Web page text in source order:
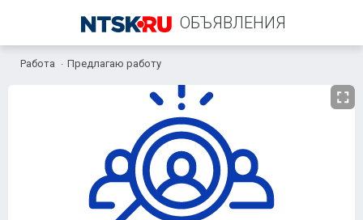
ОБЪЯВЛЕНИЯ
+7 (932) 855-50-30
Работа Предлагаю работу